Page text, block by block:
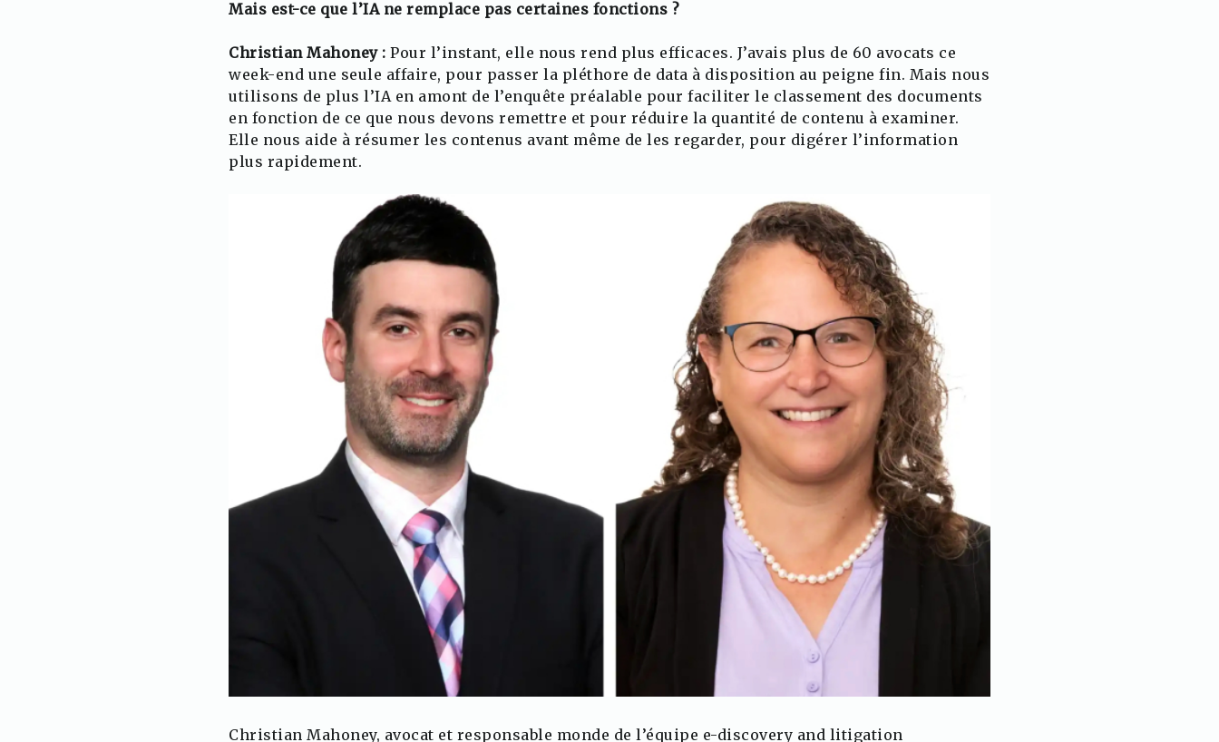
Mais est-ce que l’IA ne remplace pas certaines fonctions ?
Christian Mahoney : Pour l’instant, elle nous rend plus efficaces. J’avais plus de 60 avocats ce
week-end une seule affaire, pour passer la pléthore de data à disposition au peigne fin. Mais nous
utilisons de plus l’IA en amont de l’enquête préalable pour faciliter le classement des documents
en fonction de ce que nous devons remettre et pour réduire la quantité de contenu à examiner.
Elle nous aide à résumer les contenus avant même de les regarder, pour digérer l’information
plus rapidement.
Christian Mahoney, avocat et responsable monde de l’équipe e-discovery and litigation